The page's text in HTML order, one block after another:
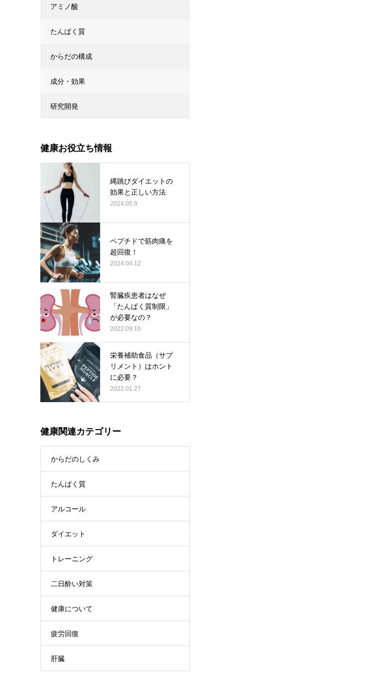
アミノ酸
たんぱく質
からだの構成
成分・効果
研究開発
健康お役立ち情報
縄跳びダイエットの
効果と正しい方法
2024.05.9
ペプチドで筋肉痛を
超回復！
2024.04.12
腎臓疾患者はなぜ
「たんぱく質制限」
が必要なの？
2022.09.16
栄養補助食品（サプ
リメント）はホント
に必要？
2022.01.27
健康関連カテゴリー
からだのしくみ
たんぱく質
アルコール
ダイエット
トレーニング
二日酔い対策
健康について
疲労回復
肝臓